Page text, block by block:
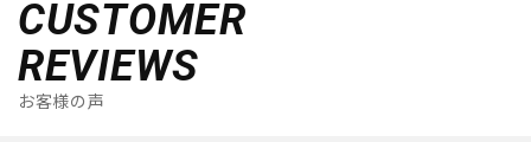
CUSTOMER
REVIEWS
お客様の声